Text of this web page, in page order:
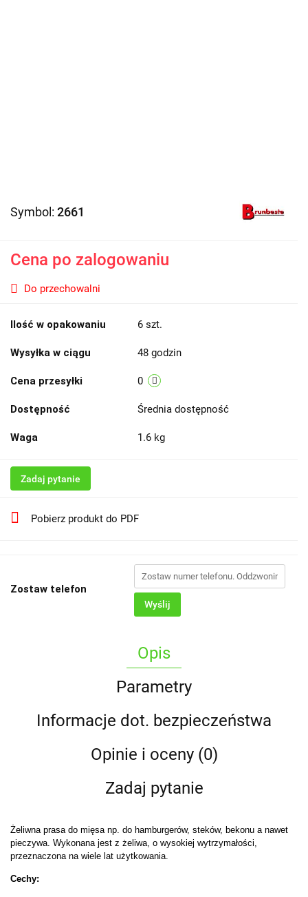
Symbol: 2661
Cena po zalogowaniu
Do przechowalni
Ilość w opakowaniu 6 szt.
Wysyłka w ciągu 48 godzin
Cena przesyłki 0
Dostępność Średnia dostępność
Waga 1.6 kg
Zadaj pytanie
Pobierz produkt do PDF
Zostaw telefon
Wyślij
Opis
Parametry
Informacje dot. bezpieczeństwa
Opinie i oceny (0)
Zadaj pytanie
Żeliwna prasa do mięsa np. do hamburgerów, steków, bekonu a nawet
pieczywa. Wykonana jest z żeliwa, o wysokiej wytrzymałości,
przeznaczona na wiele lat użytkowania.
Cechy: